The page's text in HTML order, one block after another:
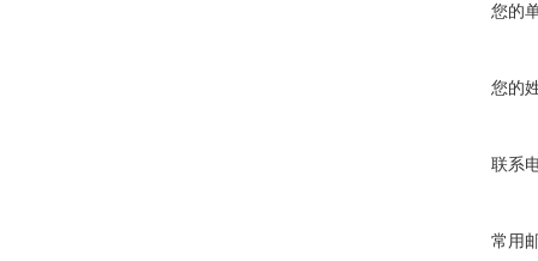
您的
您的
联系
常用